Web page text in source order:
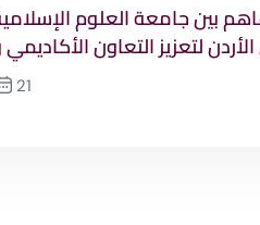
بين جامعة العلوم
لتعزيز التعاون
21 يناير، 2025